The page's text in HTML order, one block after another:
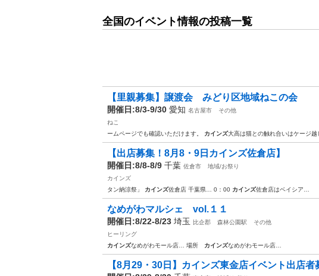
全国のイベント情報の投稿一覧
【里親募集】譲渡会 みどり区地域ねこの会
開催日:8/3-9/30 愛知 名古屋市
その他
ねこ
ームページでも確認いただけます。 カインズ大高は猫との触れ合いはケージ越
【出店募集！8月8・9日カインズ佐倉店】
開催日:8/8-8/9 千葉 佐倉市
地域/お祭り
カインズ
タン納涼祭」 カインズ佐倉店 千葉県… 0：00 カインズ佐倉店はベイシア…
なめがわマルシェ vol.１１
開催日:8/22-8/23 埼玉 比企郡 森林公園駅
その他
ヒーリング
カインズなめがわモール店… 場所 カインズなめがわモール店…
【8月29・30日】カインズ東金店イベント出店者